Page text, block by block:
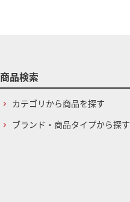
商品検索
カテゴリから商品を探す
ブランド・商品タイプから探す